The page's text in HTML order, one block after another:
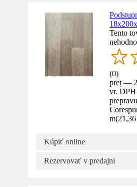
Tento
(0)
preț —
vr. DPH
m(
Kúpiť online
Rezervovať v predajni